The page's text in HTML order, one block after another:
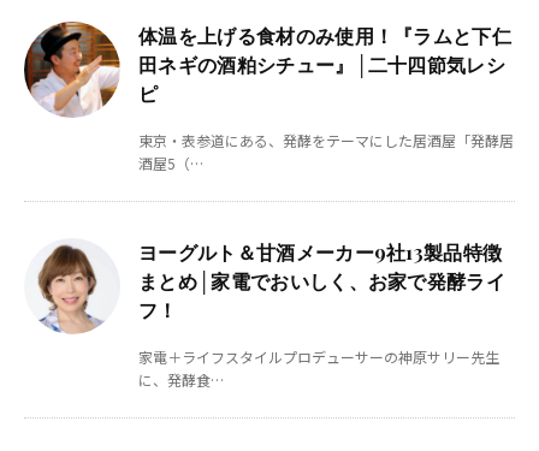
体温を上げる食材のみ使用！『ラムと下仁
田ネギの酒粕シチュー』│二十四節気レシ
ピ
東京・表参道にある、発酵をテーマにした居酒屋「発酵居
酒屋5（…
ヨーグルト＆甘酒メーカー9社13製品特徴
まとめ│家電でおいしく、お家で発酵ライ
フ！
家電＋ライフスタイルプロデューサーの神原サリー先生
に、発酵食…